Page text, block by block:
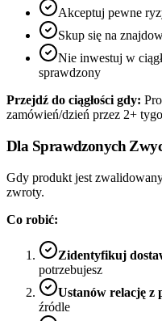
Akceptuj pewne
Skup się na
Nie inwestuj w
sprawdzony
Przejdź do ciągłości gdy:
zamówień/dzień przez 2+
Dla Sprawdzonych
Gdy produkt jest
zwroty.
Co robić:
Zidentyfikuj
potrzebujesz
Ustanów relację z
źródle